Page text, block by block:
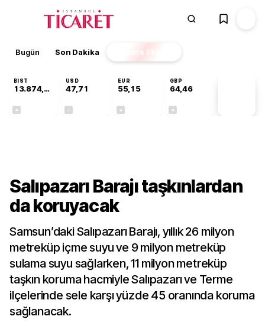
Bugün Son Dakika Finans EKSTRA
BIST
13.874,10
USD
47,71
EUR
55,15
GBP
64,46
Salıpazarı Barajı taşkınlardan
da koruyacak
Samsun’daki Salıpazarı Barajı, yıllık 26 milyon
metreküp içme suyu ve 9 milyon metreküp
sulama suyu sağlarken, 11 milyon metreküp
taşkın koruma hacmiyle Salıpazarı ve Terme
ilçelerinde sele karşı yüzde 45 oranında koruma
sağlanacak.